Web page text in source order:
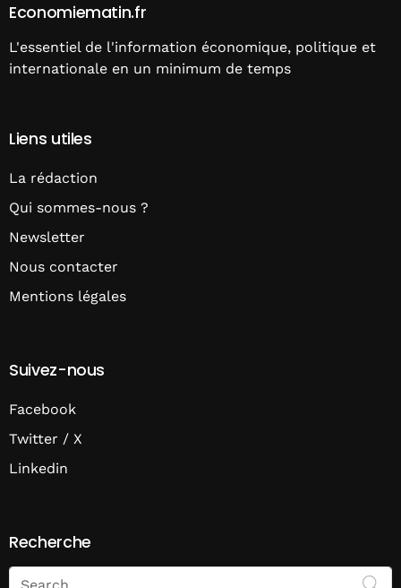
Economiematin.fr
L'essentiel de l'information économique, politique et
internationale en un minimum de temps
Liens utiles
La rédaction
Qui sommes-nous ?
Newsletter
Nous contacter
Mentions légales
Suivez-nous
Facebook
Twitter / X
Linkedin
Recherche
Search